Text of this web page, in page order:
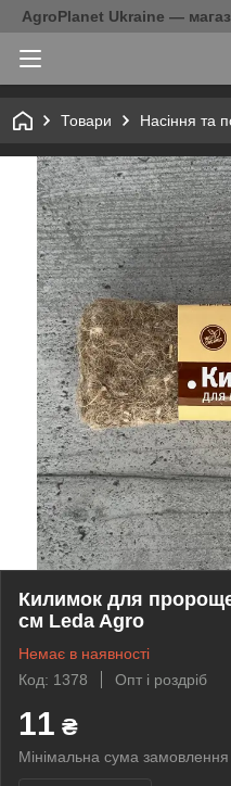
AgroPlanet Ukraine —
Товари Насіння та
Килимок для
см Leda Agro
Немає в наявності
Код: 1378
Опт і роздріб
11 ₴
Мінімальна сума